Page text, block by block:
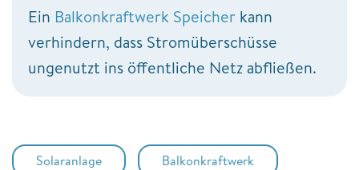
Ein Balkonkraftwerk Speicher kann
verhindern, dass Stromüberschüsse
ungenutzt ins öffentliche Netz abfließen.
Solaranlage Balkonkraftwerk